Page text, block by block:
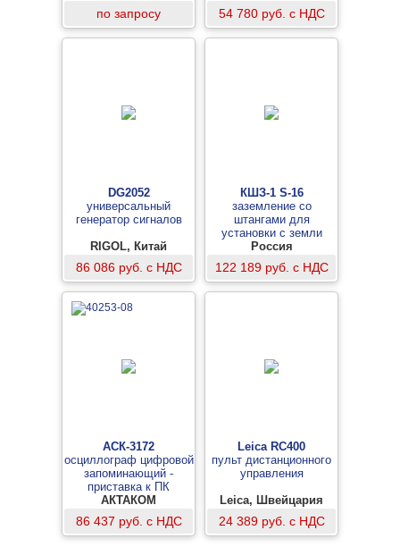
по запросу 54 780 руб. с НДС
DG2052
универсальный
генератор сигналов
RIGOL, Китай
86 086 руб. с НДС
КШЗ-1 S-16
заземление со
штангами для
установки с земли
Россия
122 189 руб. с НДС
АСК-3172
осциллограф цифровой
запоминающий -
приставка к ПК
АКТАКОМ
86 437 руб. с НДС
Leica RC400
пульт дистанционного
управления
Leica, Швейцария
24 389 руб. с НДС